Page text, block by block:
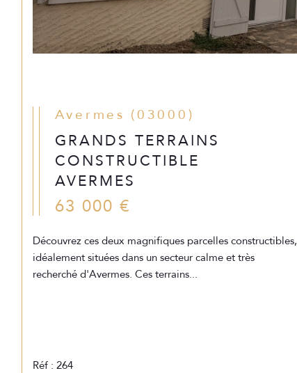
Avermes (03000)
GRANDS TERRAINS
CONSTRUCTIBLE
AVERMES
63 000 €
Découvrez ces deux magnifiques parcelles constructibles,
idéalement situées dans un secteur calme et très
recherché d'Avermes. Ces terrains...
Réf : 264